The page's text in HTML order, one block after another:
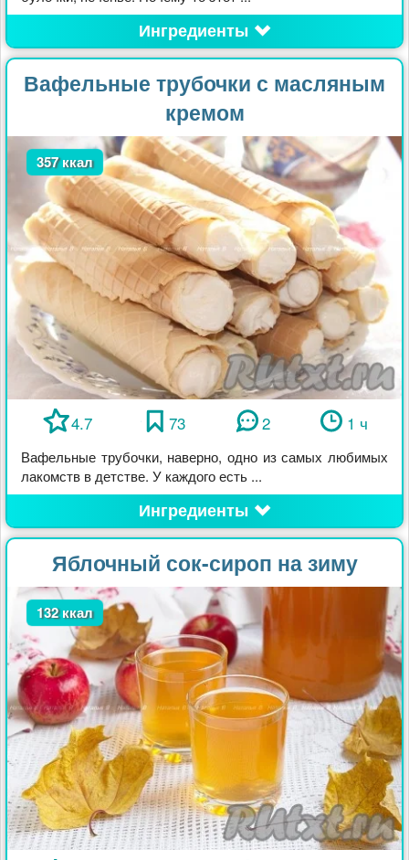
Ингредиенты
Вафельные трубочки с масляным
кремом
357 ккал
4.7 73 2 1 ч
Вафельные трубочки, наверно, одно из самых любимых
лакомств в детстве. У каждого есть ...
Ингредиенты
Яблочный сок-сироп на зиму
132 ккал